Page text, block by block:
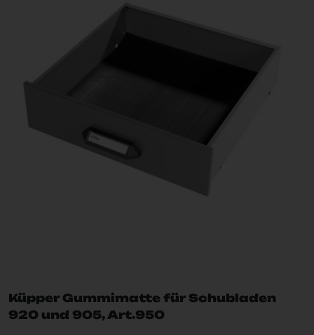
Küpper Gummimatte für Schubladen
920 und 905, Art.950